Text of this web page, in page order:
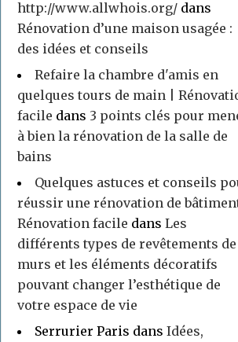
http://www.allwhois.org/ dans
Rénovation d’une maison usagée :
des idées et conseils
Refaire la chambre d'amis en
quelques tours de main |
facile dans 3 points clés pour
à bien la rénovation de la salle de
bains
Quelques astuces et conseils
réussir une rénovation de bâtiment
Rénovation facile dans Les
différents types de revêtements de
murs et les éléments décoratifs
pouvant changer l’esthétique de
votre espace de vie
Serrurier Paris dans Idées,